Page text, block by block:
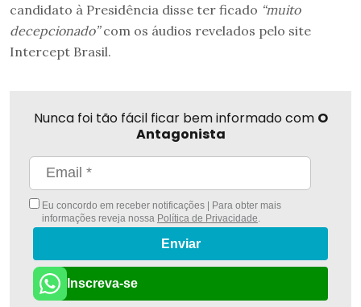
candidato à Presidência disse ter ficado “muito
decepcionado”com os áudios revelados pelo site
Intercept Brasil.
Nunca foi tão fácil ficar bem informado com O
Antagonista
Eu concordo em receber notificações | Para obter mais
informações reveja nossa Política de Privacidade
Enviar
Inscreva-se